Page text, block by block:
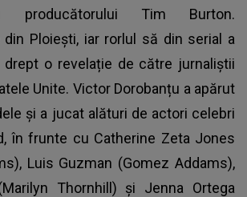
producătorului Tim Burton.
din Ploiești, iar rorlul să din serial a
o revelație de către jurnaliștii
Unite. Victor Dorobanțu a apărut
și a jucat alături de actori celebri
în frunte cu Catherine Zeta Jones
Luis Guzman (Gomez Addams),
Thornhill) și Jenna Ortega